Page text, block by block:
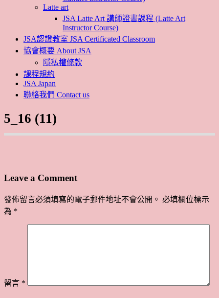
Latte art
JSA Latte Art 講師證書課程 (Latte Art
Instructor Course)
JSA認證教室 JSA Certificated Classroom
協會概要 About JSA
隱私權條款
課程規約
JSA Japan
聯絡我們 Contact us
5_16 (11)
Leave a Comment
發佈留言必須填寫的電子郵件地址不會公開。 必填欄位標示
為 *
留言 *